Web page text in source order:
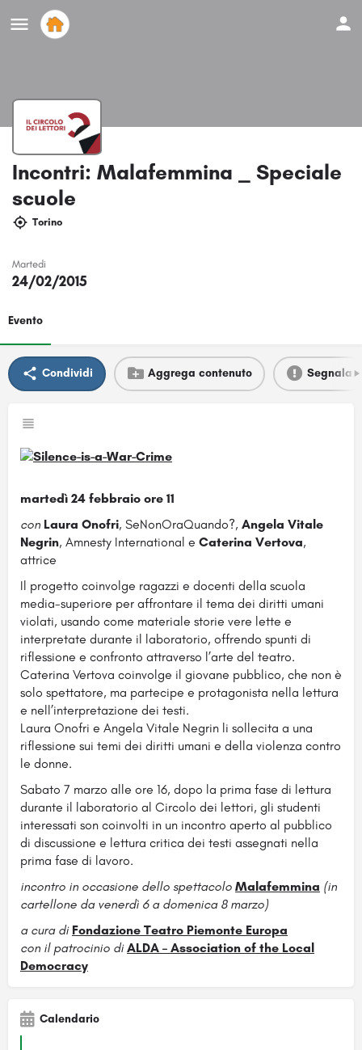
Incontri: Malafemmina _ Speciale
scuole
Torino
Martedi
24/02/2015
Evento
Condividi Aggrega contenuto Segnala
martedì 24 febbraio ore 11
con Laura Onofri, SeNonOraQuando?, Angela Vitale
Negrin, Amnesty International e Caterina Vertova,
attrice
Il progetto coinvolge ragazzi e docenti della scuola
media-superiore per affrontare il tema dei diritti umani
violati, usando come materiale storie vere lette e
interpretate durante il laboratorio, offrendo spunti di
riflessione e confronto attraverso l’arte del teatro.
Caterina Vertova coinvolge il giovane pubblico, che non è
solo spettatore, ma partecipe e protagonista nella lettura
e nell’interpretazione dei testi.
Laura Onofri e Angela Vitale Negrin li sollecita a una
riflessione sui temi dei diritti umani e della violenza contro
le donne.
Sabato 7 marzo alle ore 16, dopo la prima fase di lettura
durante il laboratorio al Circolo dei lettori, gli studenti
interessati son coinvolti in un incontro aperto al pubblico
di discussione e lettura critica dei testi assegnati nella
prima fase di lavoro.
incontro in occasione dello spettacolo Malafemmina (in
cartellone da venerdì 6 a domenica 8 marzo)
a cura di Fondazione Teatro Piemonte Europa
con il patrocinio diALDA – Association of the Local
Democracy
Calendario